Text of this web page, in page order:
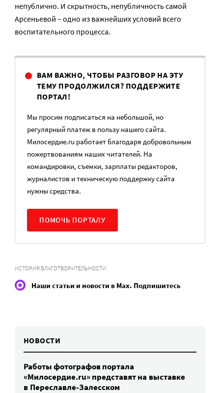
непублично. И скрытность, непубличность самой
Арсеньевой – одно из важнейших условий всего
воспитательного процесса.
ВАМ ВАЖНО, ЧТОБЫ РАЗГОВОР НА ЭТУ
ТЕМУ ПРОДОЛЖИЛСЯ? ПОДДЕРЖИТЕ
ПОРТАЛ!
Мы просим подписаться на небольшой, но
регулярный платеж в пользу нашего сайта.
Милосердие.ru работает благодаря добровольным
пожертвованиям наших читателей. На
командировки, съемки, зарплаты редакторов,
журналистов и техническую поддержку сайта
нужны средства.
ПОМОЧЬ ПОРТАЛУ
ИСТОРИЯ БЛАГОТВОРИТЕЛЬНОСТИ
Наши статьи и новости в Max. Подпишитесь
НОВОСТИ
Работы фотографов портала
«Милосердие.ru» представят на выставке
в Переславле-Залесском